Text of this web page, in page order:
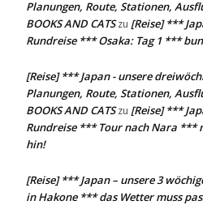
Planungen, Route, Stationen,
BOOKS AND CATSzu [Reise] ***
Rundreise *** Osaka: Tag 1 ***
[Reise] *** Japan - unsere
Planungen, Route, Stationen,
BOOKS AND CATSzu [Reise] ***
Rundreise *** Tour nach Nara ***
hin!
[Reise] *** Japan – unsere 3
in Hakone *** das Wetter muss